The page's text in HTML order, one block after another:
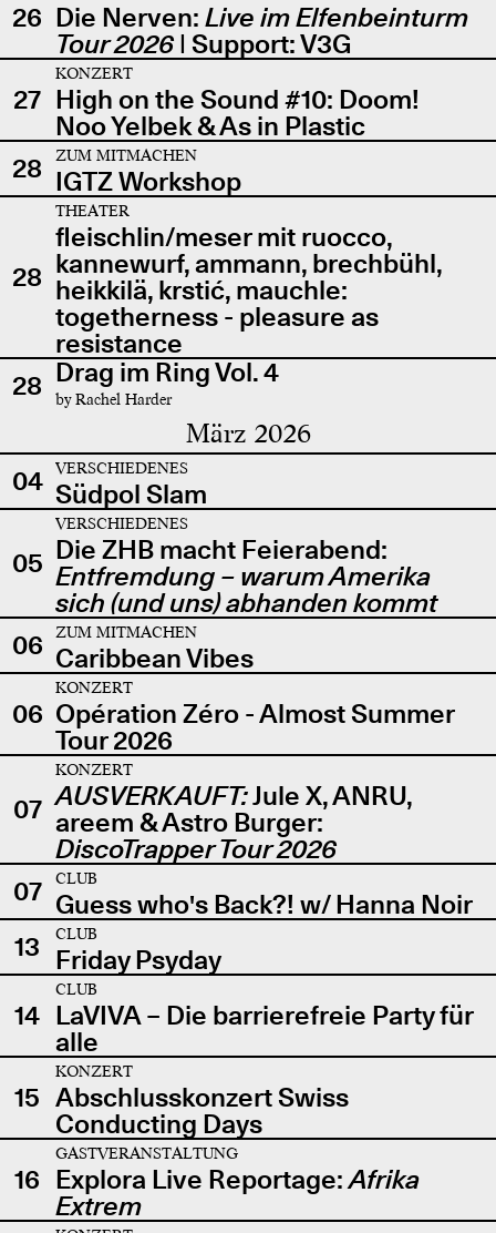
26 Die Nerven: Live im Elfenbeinturm
Tour 2026| Support: V3G
27
KONZERT
High on the Sound #10: Doom!
Noo Yelbek & As in Plastic
28
ZUM MITMACHEN
IGTZ Workshop
28
THEATER
fleischlin/meser mit ruocco,
kannewurf, ammann, brechbühl,
heikkilä, krstić, mauchle:
togetherness - pleasure as
resistance
28 Drag im Ring Vol. 4
by Rachel Harder
März 2026
04 VERSCHIEDENES
Südpol Slam
05
VERSCHIEDENES
Die ZHB macht Feierabend:
Entfremdung – warum Amerika
sich (und uns) abhanden kommt
06
ZUM MITMACHEN
Caribbean Vibes
06
KONZERT
Opération Zéro - Almost Summer
Tour 2026
07
KONZERT
AUSVERKAUFT:Jule X, ANRU,
areem & Astro Burger:
DiscoTrapper Tour 2026
07
CLUB
Guess who's Back?! w/ Hanna Noir
13
CLUB
Friday Psyday
14
CLUB
LaVIVA – Die barrierefreie Party für
alle
15
KONZERT
Abschlusskonzert Swiss
Conducting Days
16
GASTVERANSTALTUNG
Explora Live Reportage:Afrika
Extrem